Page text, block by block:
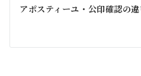
ゲ
シ
アポスティーユ・公印確認の